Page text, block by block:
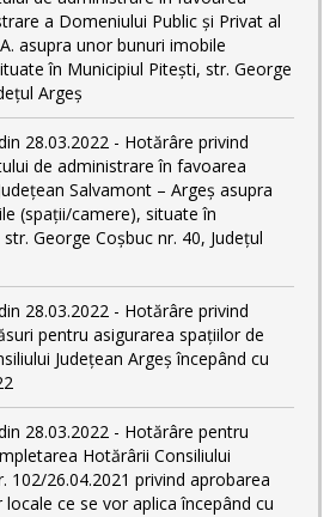
a Domeniului Public și Privat al
asupra unor bunuri imobile
în Municipiul Pitești, str. George
Argeș
28.03.2022 - Hotărâre privind
de administrare în favoarea
Salvamont – Argeș asupra
(spații/camere), situate în
George Coșbuc nr. 40, Județul
28.03.2022 - Hotărâre privind
pentru asigurarea spațiilor de
Județean Argeș începând cu
28.03.2022 - Hotărâre pentru
Hotărârii Consiliului
102/26.04.2021 privind aprobarea
ce se vor aplica începând cu